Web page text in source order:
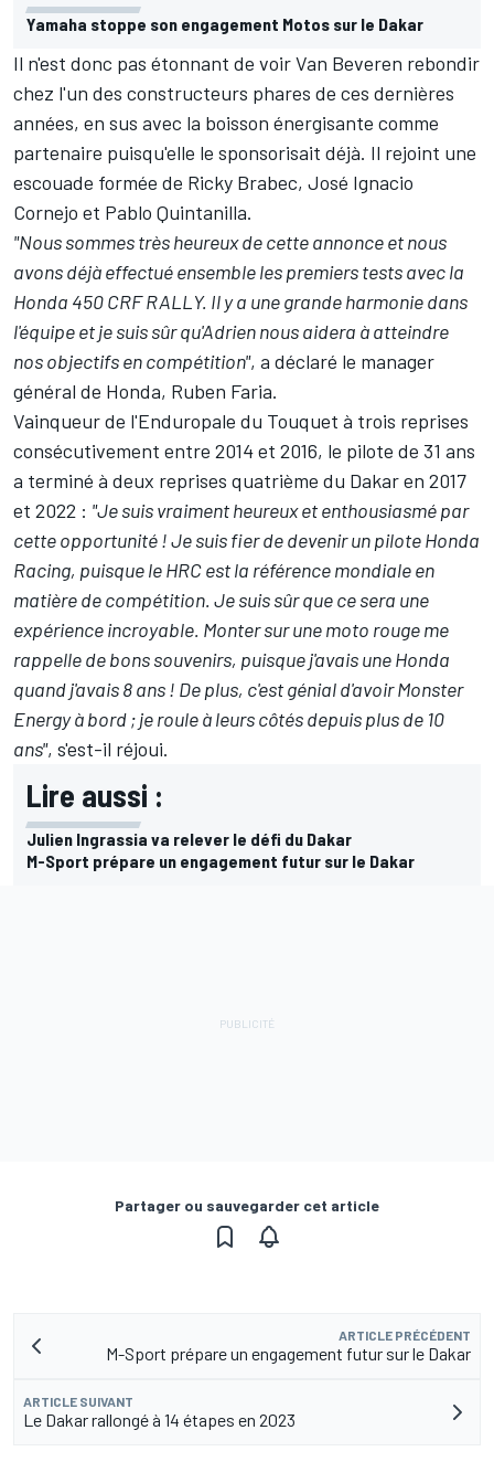
Yamaha stoppe son engagement Motos sur le Dakar
Il n'est donc pas étonnant de voir Van Beveren rebondir
chez l'un des constructeurs phares de ces dernières
années, en sus avec la boisson énergisante comme
partenaire puisqu'elle le sponsorisait déjà. Il rejoint une
escouade formée de Ricky Brabec, José Ignacio
Cornejo et Pablo Quintanilla.
"Nous sommes très heureux de cette annonce et nous
avons déjà effectué ensemble les premiers tests avec la
Honda 450 CRF RALLY. Il y a une grande harmonie dans
l'équipe et je suis sûr qu'Adrien nous aidera à atteindre
nos objectifs en compétition", a déclaré le manager
général de Honda, Ruben Faria.
Vainqueur de l'Enduropale du Touquet à trois reprises
consécutivement entre 2014 et 2016, le pilote de 31 ans
a terminé à deux reprises quatrième du Dakar en 2017
et 2022 : "Je suis vraiment heureux et enthousiasmé par
cette opportunité ! Je suis fier de devenir un pilote Honda
Racing, puisque le HRC est la référence mondiale en
matière de compétition. Je suis sûr que ce sera une
expérience incroyable. Monter sur une moto rouge me
rappelle de bons souvenirs, puisque j'avais une Honda
quand j'avais 8 ans ! De plus, c'est génial d'avoir Monster
Energy à bord ; je roule à leurs côtés depuis plus de 10
ans", s'est-il réjoui.
Lire aussi :
Julien Ingrassia va relever le défi du Dakar
M-Sport prépare un engagement futur sur le Dakar
Partager ou sauvegarder cet article
ARTICLE PRÉCÉDENT
M-Sport prépare un engagement futur sur le Dakar
ARTICLE SUIVANT
Le Dakar rallongé à 14 étapes en 2023